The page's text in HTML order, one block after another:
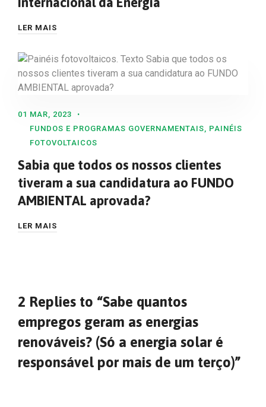
LER MAIS
01 MAR, 2023
FUNDOS E PROGRAMAS GOVERNAMENTAIS, PAINÉIS
FOTOVOLTAICOS
Sabia que todos os nossos clientes
tiveram a sua candidatura ao FUNDO
AMBIENTAL aprovada?
LER MAIS
2 Replies to “Sabe quantos
empregos geram as energias
renováveis? (Só a energia solar é
responsável por mais de um terço)”